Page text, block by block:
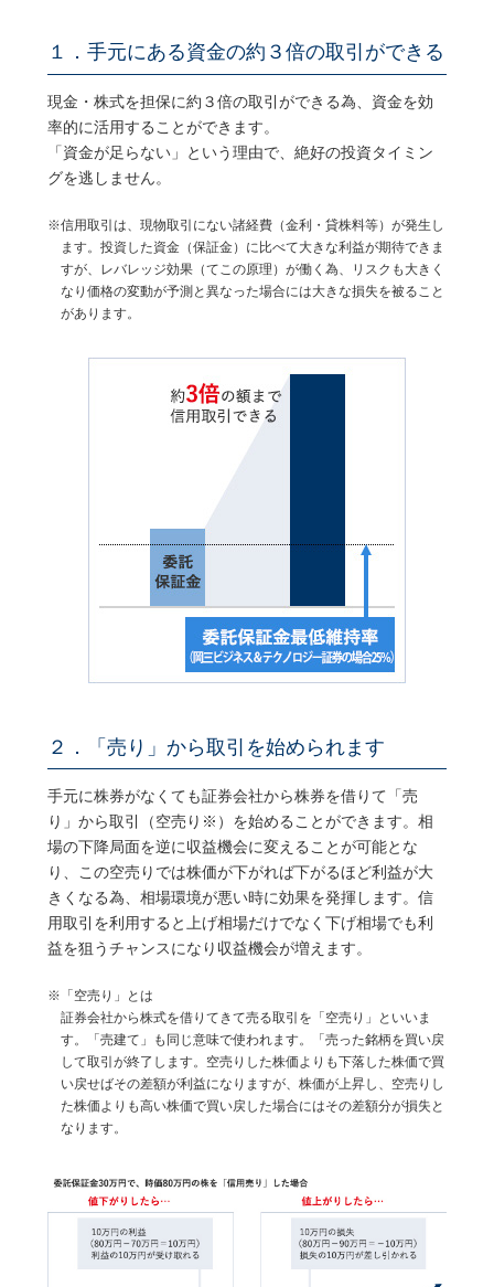
１．手元にある資金の約３倍の取引ができる
現金・株式を担保に約３倍の取引ができる為、資金を効
率的に活用することができます。
「資金が足らない」という理由で、絶好の投資タイミン
グを逃しません。
※信用取引は、現物取引にない諸経費（金利・貸株料等）が発生し
ます。投資した資金（保証金）に比べて大きな利益が期待できま
すが、レバレッジ効果（てこの原理）が働く為、リスクも大きく
なり価格の変動が予測と異なった場合には大きな損失を被ること
があります。
２．「売り」から取引を始められます
手元に株券がなくても証券会社から株券を借りて「売
り」から取引（空売り※）を始めることができます。相
場の下降局面を逆に収益機会に変えることが可能とな
り、この空売りでは株価が下がれば下がるほど利益が大
きくなる為、相場環境が悪い時に効果を発揮します。信
用取引を利用すると上げ相場だけでなく下げ相場でも利
益を狙うチャンスになり収益機会が増えます。
※「空売り」とは
証券会社から株式を借りてきて売る取引を「空売り」といいま
す。「売建て」も同じ意味で使われます。「売った銘柄を買い戻
して取引が終了します。空売りした株価よりも下落した株価で買
い戻せばその差額が利益になりますが、株価が上昇し、空売りし
た株価よりも高い株価で買い戻した場合にはその差額分が損失と
なります。